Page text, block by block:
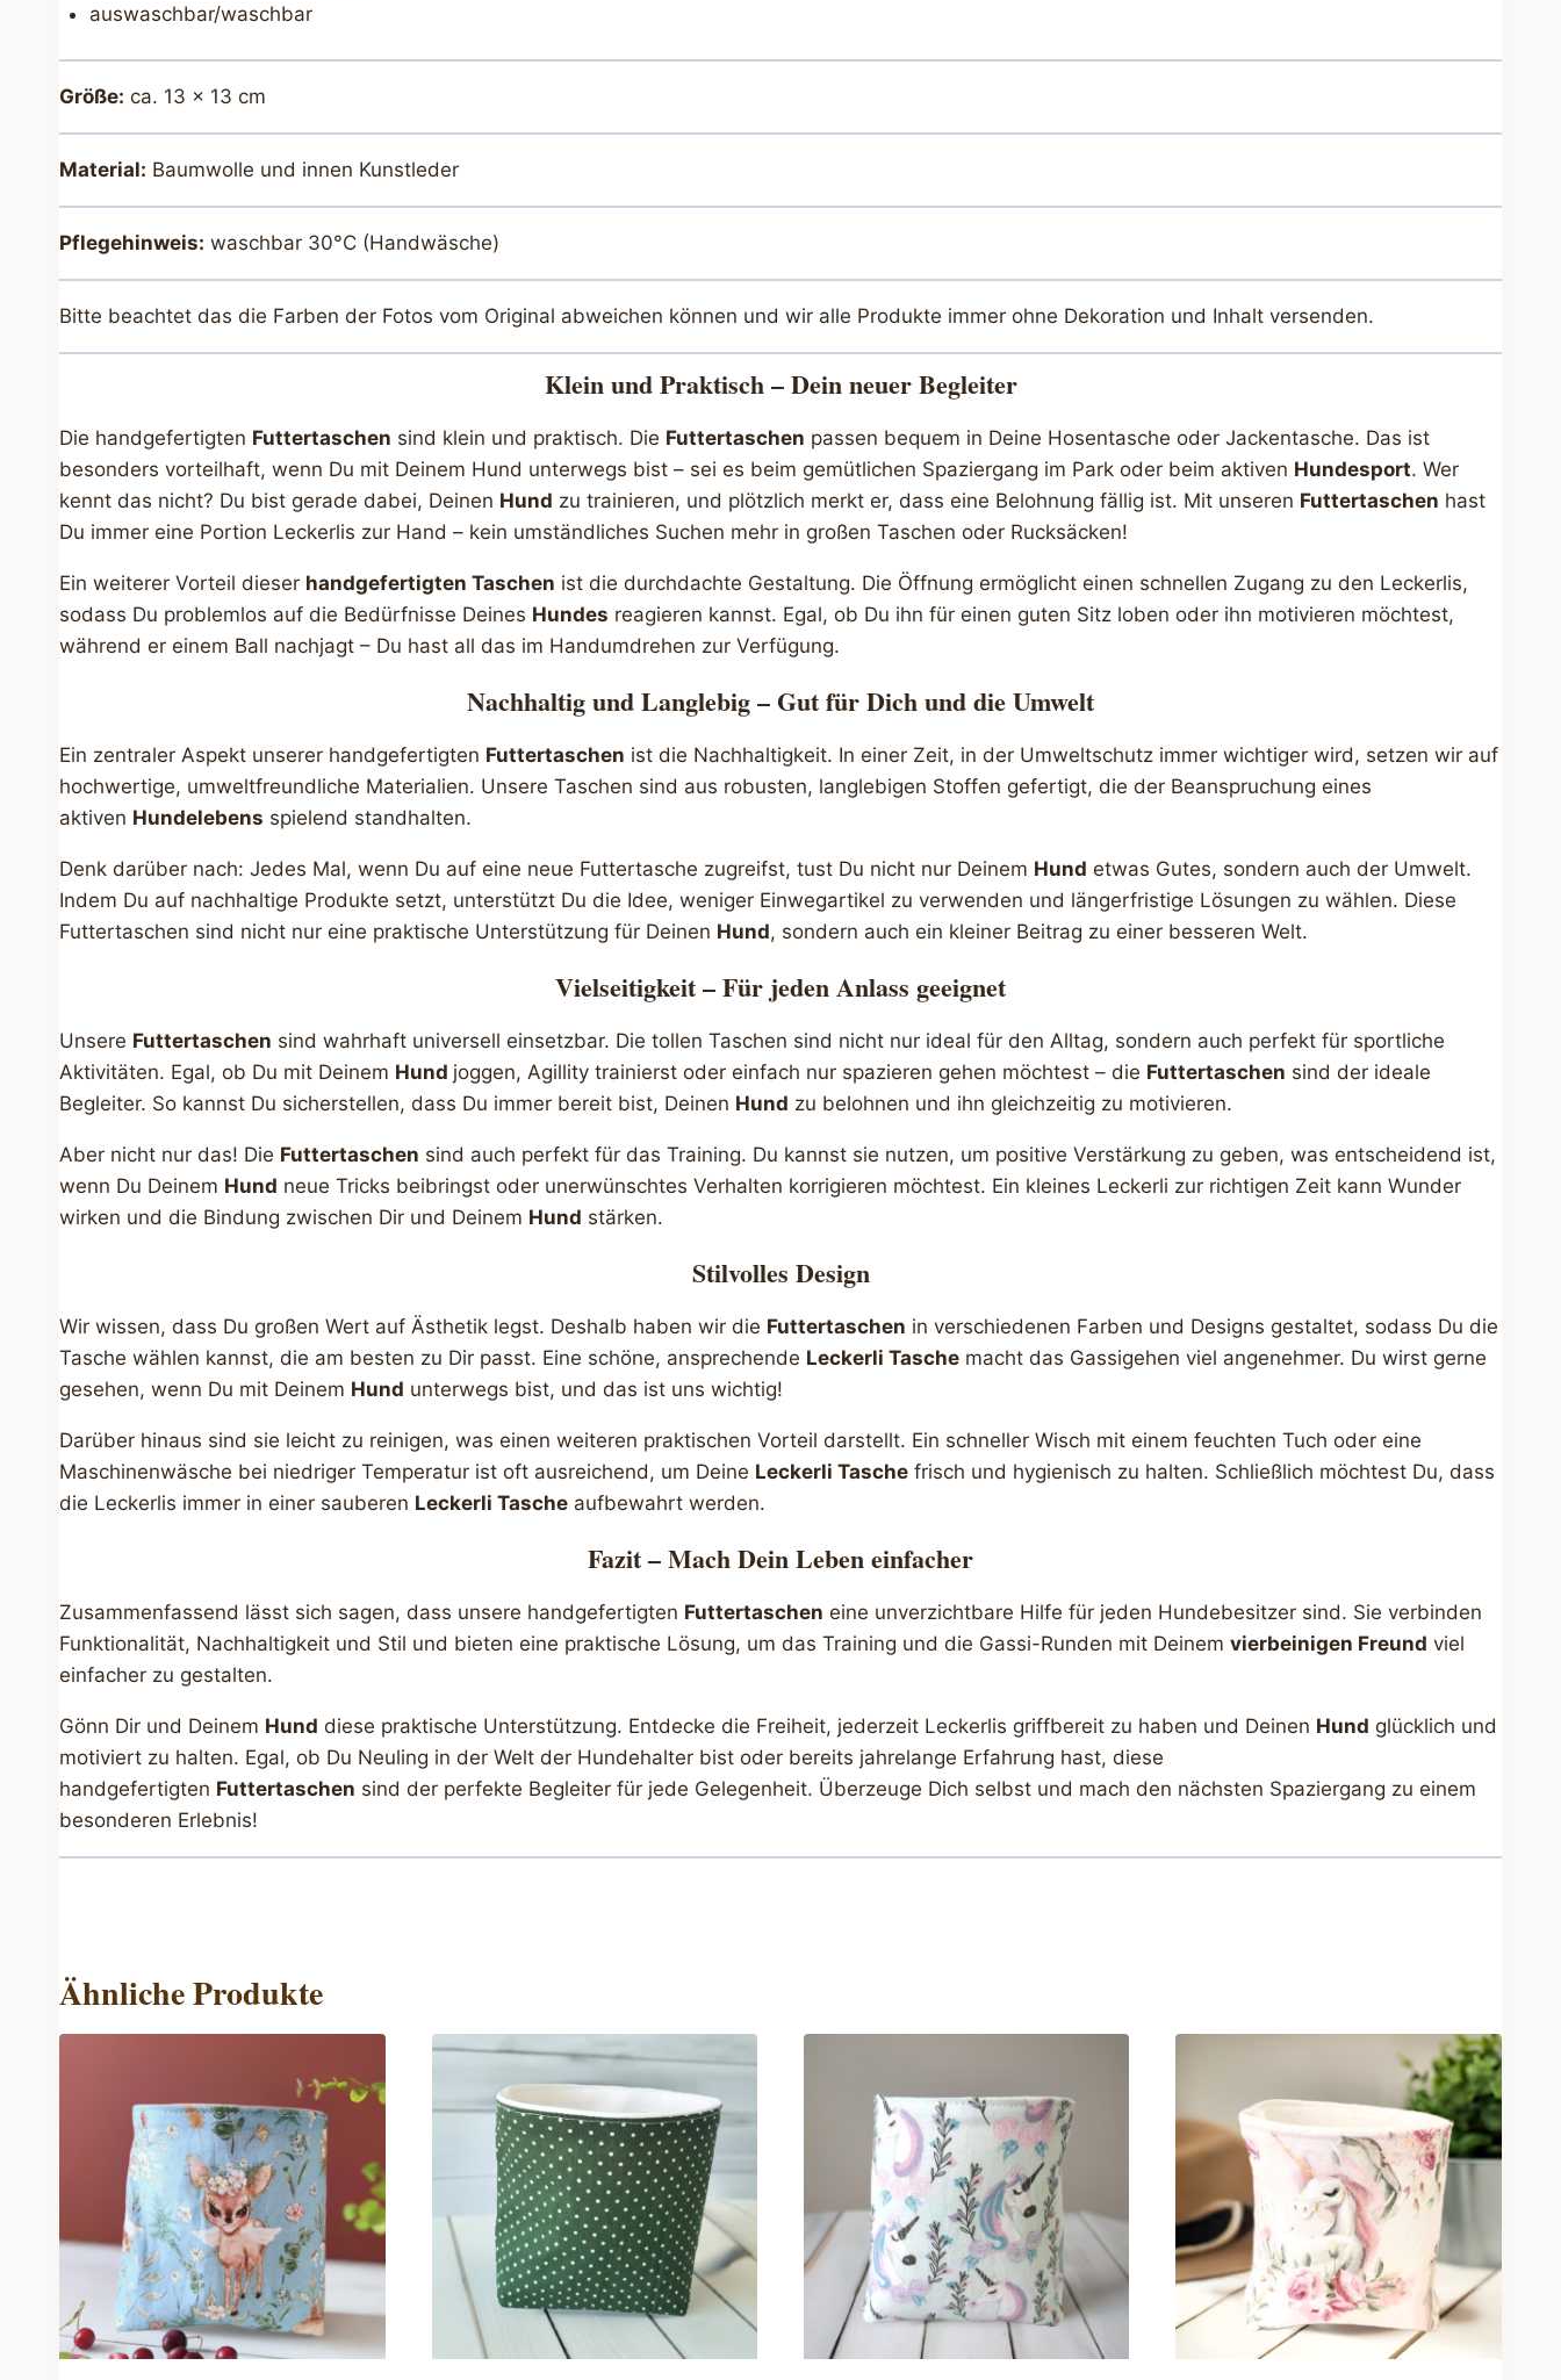
auswaschbar/waschbar
Größe: ca. 13 x 13 cm
Material: Baumwolle und innen Kunstleder
Pflegehinweis: waschbar 30°C (Handwäsche)
Bitte beachtet das die Farben der Fotos vom Original abweichen können und wir alle Produkte immer ohne Dekoration und Inhalt versenden.
Klein und Praktisch – Dein neuer Begleiter
Die handgefertigten Futtertaschen sind klein und praktisch. Die Futtertaschen passen bequem in Deine Hosentasche oder Jackentasche. Das ist
besonders vorteilhaft, wenn Du mit Deinem Hund unterwegs bist – sei es beim gemütlichen Spaziergang im Park oder beim aktiven Hundesport. Wer
kennt das nicht? Du bist gerade dabei, Deinen Hund zu trainieren, und plötzlich merkt er, dass eine Belohnung fällig ist. Mit unseren Futtertaschen hast
Du immer eine Portion Leckerlis zur Hand – kein umständliches Suchen mehr in großen Taschen oder Rucksäcken!
Ein weiterer Vorteil dieser handgefertigten Taschen ist die durchdachte Gestaltung. Die Öffnung ermöglicht einen schnellen Zugang zu den Leckerlis,
sodass Du problemlos auf die Bedürfnisse Deines Hundes reagieren kannst. Egal, ob Du ihn für einen guten Sitz loben oder ihn motivieren möchtest,
während er einem Ball nachjagt – Du hast all das im Handumdrehen zur Verfügung.
Nachhaltig und Langlebig – Gut für Dich und die Umwelt
Ein zentraler Aspekt unserer handgefertigten Futtertaschen ist die Nachhaltigkeit. In einer Zeit, in der Umweltschutz immer wichtiger wird, setzen wir auf
hochwertige, umweltfreundliche Materialien. Unsere Taschen sind aus robusten, langlebigen Stoffen gefertigt, die der Beanspruchung eines
aktiven Hundelebens spielend standhalten.
Denk darüber nach: Jedes Mal, wenn Du auf eine neue Futtertasche zugreifst, tust Du nicht nur Deinem Hund etwas Gutes, sondern auch der Umwelt.
Indem Du auf nachhaltige Produkte setzt, unterstützt Du die Idee, weniger Einwegartikel zu verwenden und längerfristige Lösungen zu wählen. Diese
Futtertaschen sind nicht nur eine praktische Unterstützung für Deinen Hund, sondern auch ein kleiner Beitrag zu einer besseren Welt.
Vielseitigkeit – Für jeden Anlass geeignet
Unsere Futtertaschen sind wahrhaft universell einsetzbar. Die tollen Taschen sind nicht nur ideal für den Alltag, sondern auch perfekt für sportliche
Aktivitäten. Egal, ob Du mit Deinem Hund joggen, Agillity trainierst oder einfach nur spazieren gehen möchtest – die Futtertaschen sind der ideale
Begleiter. So kannst Du sicherstellen, dass Du immer bereit bist, Deinen Hund zu belohnen und ihn gleichzeitig zu motivieren.
Aber nicht nur das! Die Futtertaschen sind auch perfekt für das Training. Du kannst sie nutzen, um positive Verstärkung zu geben, was entscheidend ist,
wenn Du Deinem Hund neue Tricks beibringst oder unerwünschtes Verhalten korrigieren möchtest. Ein kleines Leckerli zur richtigen Zeit kann Wunder
wirken und die Bindung zwischen Dir und Deinem Hund stärken.
Stilvolles Design
Wir wissen, dass Du großen Wert auf Ästhetik legst. Deshalb haben wir die Futtertaschen in verschiedenen Farben und Designs gestaltet, sodass Du die
Tasche wählen kannst, die am besten zu Dir passt. Eine schöne, ansprechende Leckerli Tasche macht das Gassigehen viel angenehmer. Du wirst gerne
gesehen, wenn Du mit Deinem Hund unterwegs bist, und das ist uns wichtig!
Darüber hinaus sind sie leicht zu reinigen, was einen weiteren praktischen Vorteil darstellt. Ein schneller Wisch mit einem feuchten Tuch oder eine
Maschinenwäsche bei niedriger Temperatur ist oft ausreichend, um Deine Leckerli Tasche frisch und hygienisch zu halten. Schließlich möchtest Du, dass
die Leckerlis immer in einer sauberen Leckerli Tasche aufbewahrt werden.
Fazit – Mach Dein Leben einfacher
Zusammenfassend lässt sich sagen, dass unsere handgefertigten Futtertaschen eine unverzichtbare Hilfe für jeden Hundebesitzer sind. Sie verbinden
Funktionalität, Nachhaltigkeit und Stil und bieten eine praktische Lösung, um das Training und die Gassi-Runden mit Deinemvierbeinigen Freund viel
einfacher zu gestalten.
Gönn Dir und Deinem Hund diese praktische Unterstützung. Entdecke die Freiheit, jederzeit Leckerlis griffbereit zu haben und Deinen Hund glücklich und
motiviert zu halten. Egal, ob Du Neuling in der Welt der Hundehalter bist oder bereits jahrelange Erfahrung hast, diese
handgefertigten Futtertaschen sind der perfekte Begleiter für jede Gelegenheit. Überzeuge Dich selbst und mach den nächsten Spaziergang zu einem
besonderen Erlebnis!
Ähnliche Produkte